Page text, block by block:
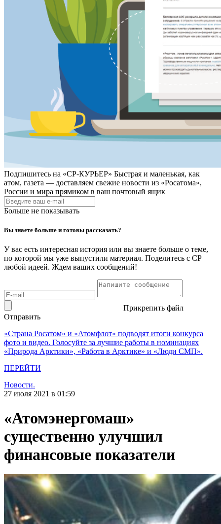
Подпишитесь на «СР-КУРЬЕР» Быстрая и маленькая, как
атом, газета — доставляем свежие новости из «Росатома»,
России и мира прямиком в ваш почтовый ящик
Больше не показывать
Вы знаете больше и готовы рассказать?
У вас есть интересная история или вы знаете больше о теме,
по которой мы уже выпустили материал. Поделитесь с СР
любой идеей. Ждем ваших сообщений!
Прикрепить файл
Отправить
«Страна Росатом» и «Атомфлот» подводят итоги конкурса
фото и видео. Голосуйте за лучшие работы в номинациях
«Природа Арктики», «Работа в Арктике» и «Люди СМП».
ПЕРЕЙТИ
Новости.
27 июля 2021 в 01:59
«Атомэнергомаш»
существенно улучшил
финансовые показатели